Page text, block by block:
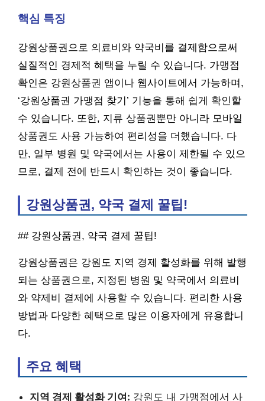
핵심 특징
강원상품권으로 의료비와 약국비를 결제함으로써
실질적인 경제적 혜택을 누릴 수 있습니다. 가맹점
확인은 강원상품권 앱이나 웹사이트에서 가능하며,
‘강원상품권 가맹점 찾기’ 기능을 통해 쉽게 확인할
수 있습니다. 또한, 지류 상품권뿐만 아니라 모바일
상품권도 사용 가능하여 편리성을 더했습니다. 다
만, 일부 병원 및 약국에서는 사용이 제한될 수 있으
므로, 결제 전에 반드시 확인하는 것이 좋습니다.
강원상품권, 약국 결제 꿀팁!
## 강원상품권, 약국 결제 꿀팁!
강원상품권은 강원도 지역 경제 활성화를 위해 발행
되는 상품권으로, 지정된 병원 및 약국에서 의료비
와 약제비 결제에 사용할 수 있습니다. 편리한 사용
방법과 다양한 혜택으로 많은 이용자에게 유용합니
다.
주요 혜택
지역 경제 활성화 기여: 강원도 내 가맹점에서 사